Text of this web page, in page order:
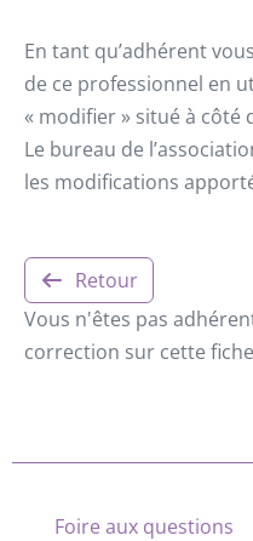
En tant qu’adhérent
de ce professionnel en
« modifier » situé à côté
Le bureau de
les modifications
Retour
Vous n'êtes pas
correction sur cette fiche
Foire aux questions